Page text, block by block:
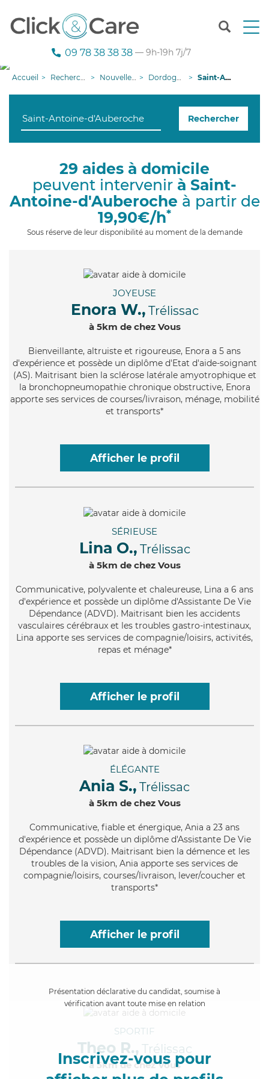
T
n
g
n
09 78 38 38 38 — 9h-19h 7j/7
Accueil Recherche aide à domicile Nouvelle-Aquitaine Dordogne Saint-Antoine-d'Auberoche
Rechercher
29 aides à domicile
peuvent intervenir à Saint-
Antoine-d'Auberoche à partir de
19,90€/h*
Sous réserve de leur disponibilité au moment de la demande
JOYEUSE
Enora W., Trélissac
à 5km de chez Vous
Bienveillante, altruiste et rigoureuse, Enora a 5 ans
d'expérience et possède un diplôme d'Etat d'aide-soignant
(AS). Maitrisant bien la sclérose latérale amyotrophique et
la bronchopneumopathie chronique obstructive, Enora
apporte ses services de courses/livraison, ménage, mobilité
et transports*
Afficher le profil
SÉRIEUSE
Lina O., Trélissac
à 5km de chez Vous
Communicative, polyvalente et chaleureuse, Lina a 6 ans
d'expérience et possède un diplôme d'Assistante De Vie
Dépendance (ADVD). Maitrisant bien les accidents
vasculaires cérébraux et les troubles gastro-intestinaux,
Lina apporte ses services de compagnie/loisirs, activités,
repas et ménage*
Afficher le profil
ÉLÉGANTE
Ania S., Trélissac
à 5km de chez Vous
Communicative, fiable et énergique, Ania a 23 ans
d'expérience et possède un diplôme d'Assistante De Vie
Dépendance (ADVD). Maitrisant bien la démence et les
troubles de la vision, Ania apporte ses services de
compagnie/loisirs, courses/livraison, lever/coucher et
transports*
Afficher le profil
Présentation déclarative du candidat, soumise à
vérification avant toute mise en relation
Inscrivez-vous pour
SPORTIF
Theo R., Trélissac
à 5km de chez Vous